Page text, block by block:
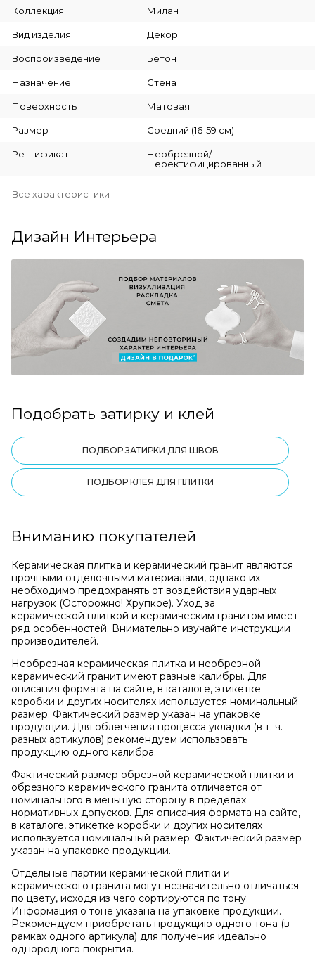
Коллекция Милан
Вид изделия Декор
Воспроизведение Бетон
Назначение Стена
Поверхность Матовая
Размер Средний (16-59 см)
Реттификат
Необрезной/
Неректифицированный
Все характеристики
Дизайн Интерьера
Подобрать затирку и клей
ПОДБОР ЗАТИРКИ ДЛЯ ШВОВ
ПОДБОР КЛЕЯ ДЛЯ ПЛИТКИ
Вниманию покупателей
Керамическая плитка и керамический гранит являются
прочными отделочными материалами, однако их
необходимо предохранять от воздействия ударных
нагрузок (Осторожно! Хрупкое). Уход за
керамической плиткой и керамическим гранитом имеет
ряд особенностей. Внимательно изучайте инструкции
производителей.
Необрезная керамическая плитка и необрезной
керамический гранит имеют разные калибры. Для
описания формата на сайте, в каталоге, этикетке
коробки и других носителях используется номинальный
размер. Фактический размер указан на упаковке
продукции. Для облегчения процесса укладки (в т. ч.
разных артикулов) рекомендуем использовать
продукцию одного калибра.
Фактический размер обрезной керамической плитки и
обрезного керамического гранита отличается от
номинального в меньшую сторону в пределах
нормативных допусков. Для описания формата на сайте,
в каталоге, этикетке коробки и других носителях
используется номинальный размер. Фактический размер
указан на упаковке продукции.
Отдельные партии керамической плитки и
керамического гранита могут незначительно отличаться
по цвету, исходя из чего сортируются по тону.
Информация о тоне указана на упаковке продукции.
Рекомендуем приобретать продукцию одного тона (в
рамках одного артикула) для получения идеально
однородного покрытия.